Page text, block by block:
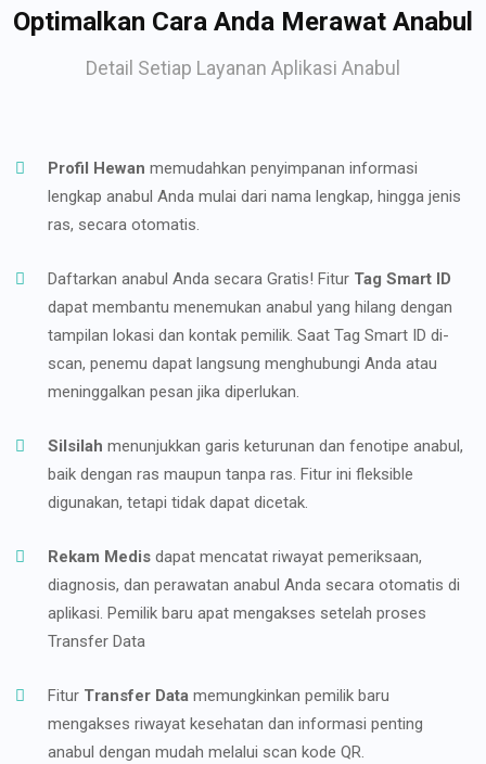
Optimalkan Cara Anda Merawat Anabul
Detail Setiap Layanan Aplikasi Anabul
Profil Hewan memudahkan penyimpanan informasi
lengkap anabul Anda mulai dari nama lengkap, hingga jenis
ras, secara otomatis.
Daftarkan anabul Anda secara Gratis! Fitur Tag Smart ID
dapat membantu menemukan anabul yang hilang dengan
tampilan lokasi dan kontak pemilik. Saat Tag Smart ID di-
scan, penemu dapat langsung menghubungi Anda atau
meninggalkan pesan jika diperlukan.
Silsilah menunjukkan garis keturunan dan fenotipe anabul,
baik dengan ras maupun tanpa ras. Fitur ini fleksible
digunakan, tetapi tidak dapat dicetak.
Rekam Medis dapat mencatat riwayat pemeriksaan,
diagnosis, dan perawatan anabul Anda secara otomatis di
aplikasi. Pemilik baru apat mengakses setelah proses
Transfer Data
Fitur Transfer Data memungkinkan pemilik baru
mengakses riwayat kesehatan dan informasi penting
anabul dengan mudah melalui scan kode QR.